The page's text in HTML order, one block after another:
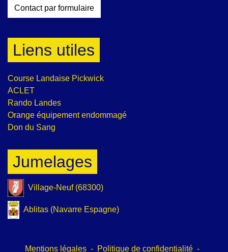
Contact par formulaire
Liens utiles
Course Landaise Pickwick
ACLET
Rando Landes
Orange équipement endommagé
Don du Sang
Jumelages
Village-Neuf (68300)
Ablitas (Navarre Espagne)
Mentions légales - Politique de confidentialité -